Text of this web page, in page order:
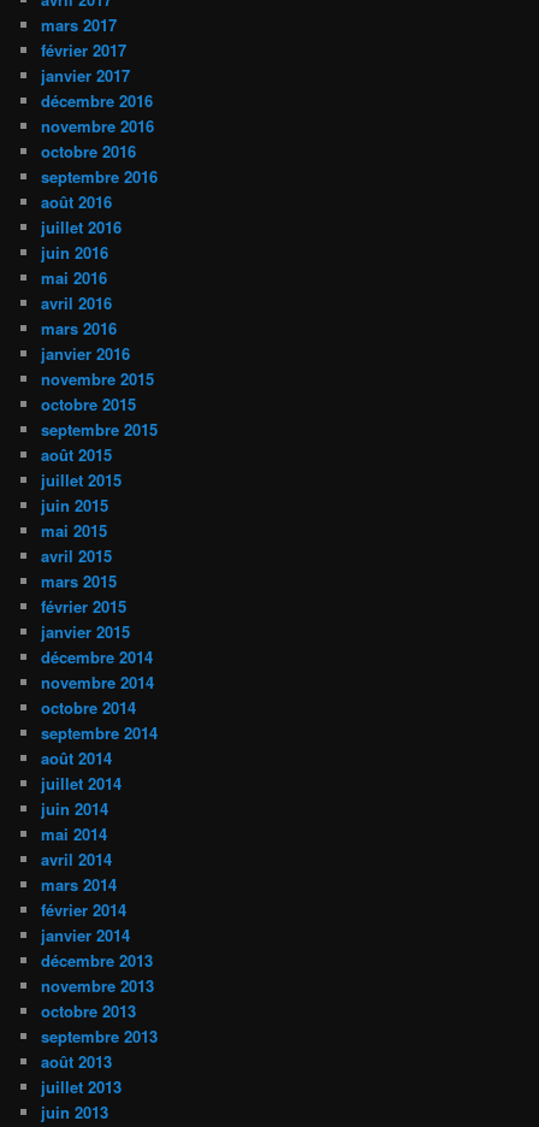
mars 2017
février 2017
janvier 2017
décembre 2016
novembre 2016
octobre 2016
septembre 2016
août 2016
juillet 2016
juin 2016
mai 2016
avril 2016
mars 2016
janvier 2016
novembre 2015
octobre 2015
septembre 2015
août 2015
juillet 2015
juin 2015
mai 2015
avril 2015
mars 2015
février 2015
janvier 2015
décembre 2014
novembre 2014
octobre 2014
septembre 2014
août 2014
juillet 2014
juin 2014
mai 2014
avril 2014
mars 2014
février 2014
janvier 2014
décembre 2013
novembre 2013
octobre 2013
septembre 2013
août 2013
juillet 2013
juin 2013